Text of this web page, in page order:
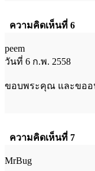
ความคิดเห็นที่ 6
peem
วันที่ 6 ก.พ. 2558
ขอบพระคุณ และขออ
ความคิดเห็นที่ 7
MrBug